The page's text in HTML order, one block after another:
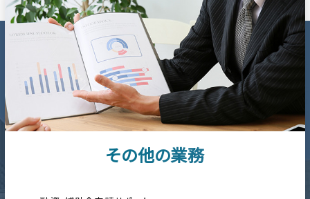
その他の業務